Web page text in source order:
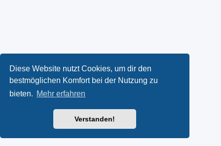
Diese Website nutzt Cookies, um dir den
bestmöglichen Komfort bei der Nutzung zu
bieten. Mehr erfahren
Verstanden!